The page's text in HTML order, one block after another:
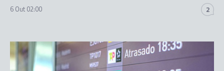
6 Out 02:00 2